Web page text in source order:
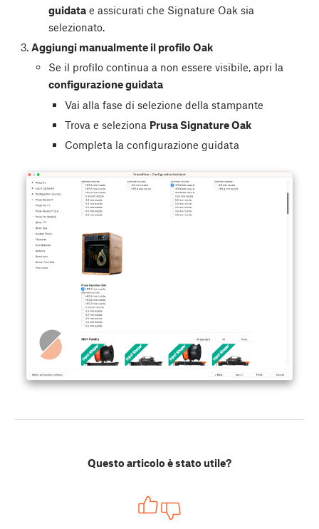
guidatae assicurati che Signature Oak sia
selezionato.
Aggiungi manualmente il profilo Oak
Se il profilo continua a non essere visibile, apri la
configurazione guidata
Vai alla fase di selezione della stampante
Trova e seleziona Prusa Signature Oak
Completa la configurazione guidata
Questo articolo è stato utile?